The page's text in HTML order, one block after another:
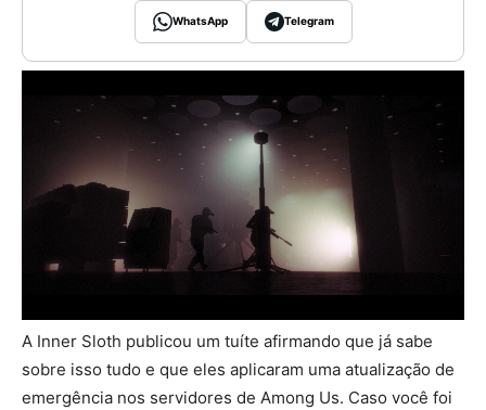
WhatsApp Telegram
A Inner Sloth publicou um tuíte afirmando que já sabe
sobre isso tudo e que eles aplicaram uma atualização de
emergência nos servidores de Among Us. Caso você foi